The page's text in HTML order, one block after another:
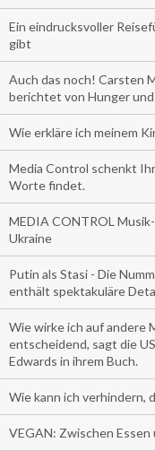
Ein eindrucksvoller
gibt
Auch das noch! Carsten
berichtet von Hunger
Wie erkläre ich meinem
Media Control schenkt
Worte findet.
MEDIA CONTROL
Ukraine
Putin als Stasi - Die
enthält spektakuläre
Wie wirke ich auf andere
entscheidend, sagt die
Edwards in ihrem Buch.
Wie kann ich verhindern,
VEGAN: Zwischen